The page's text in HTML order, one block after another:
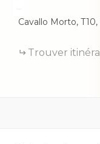
Cavallo Morto, T10
Trouver